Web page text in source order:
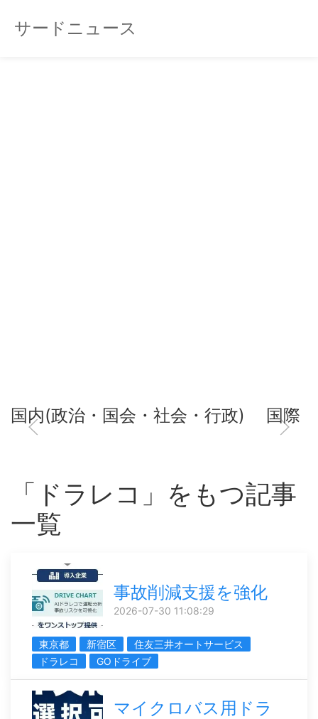
サードニュース
国内(政治・国会・社会・行政) 国際
「ドラレコ」をもつ記事
一覧
事故削減支援を強化
2026-07-30 11:08:29
東京都 新宿区
住友三井オートサービス
ドラレコ
GOドライブ
マイクロバス用ドラ